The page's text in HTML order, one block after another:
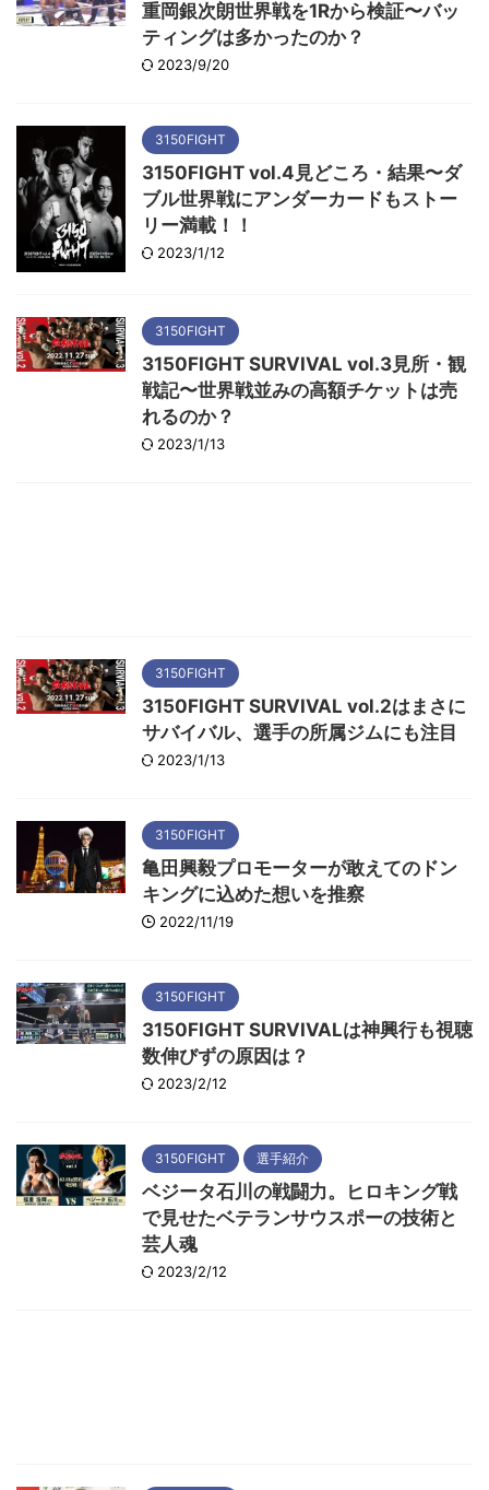
重岡銀次朗世界戦を1Rから検証〜バッ
ティングは多かったのか？
2023/9/20
3150FIGHT
3150FIGHT vol.4見どころ・結果〜ダ
ブル世界戦にアンダーカードもストー
リー満載！！
2023/1/12
3150FIGHT
3150FIGHT SURVIVAL vol.3見所・観
戦記〜世界戦並みの高額チケットは売
れるのか？
2023/1/13
3150FIGHT
3150FIGHT SURVIVAL vol.2はまさに
サバイバル、選手の所属ジムにも注目
2023/1/13
3150FIGHT
亀田興毅プロモーターが敢えてのドン
キングに込めた想いを推察
2022/11/19
3150FIGHT
3150FIGHT SURVIVALは神興行も視聴
数伸びずの原因は？
2023/2/12
3150FIGHT 選手紹介
ベジータ石川の戦闘力。ヒロキング戦
で見せたベテランサウスポーの技術と
芸人魂
2023/2/12